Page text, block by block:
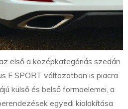
első a középkategóriás szedán
F SPORT változatban is piacra
külső és belső formaelemei, a
egyedi kialakítása